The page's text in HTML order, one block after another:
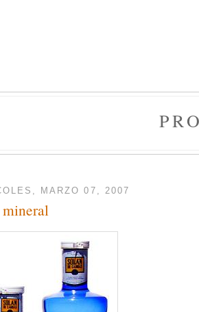
MARZO 07, 2007